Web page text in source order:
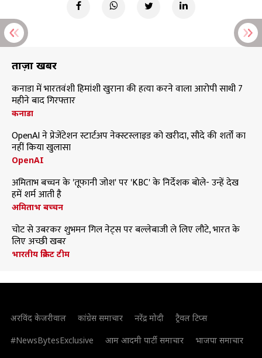
ताज़ा खबरें
कनाडा में भारतवंशी हिमांशी खुराना की हत्या करने वाला आरोपी साथी 7
महीने बाद गिरफ्तार
कनाडा
OpenAI ने प्रेजेंटेशन स्टार्टअप नेक्स्टस्लाइड को खरीदा, सौदे की शर्तों का
नहीं किया खुलासा
OpenAI
अमिताभ बच्चन के 'तूफानी जोश' पर 'KBC' के निर्देशक बोले- उन्हें देख
हमें शर्म आती है
अमिताभ बच्चन
चोट से उबरकर शुभमन गिल नेट्स पर बल्लेबाजी ले लिए लौटे, भारत के
लिए अच्छी खबर
भारतीय क्रिकेट टीम
अरविंद केजरीवाल कांग्रेस समाचार नरेंद्र मोदी
ट्रैवल टिप्स
#NewsBytesExclusive
आम आदमी पार्टी समाचार
भाजपा समाचार